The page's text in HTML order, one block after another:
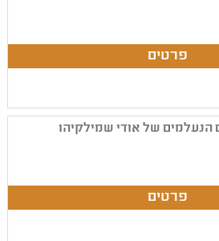
של אודי שמילקיהו